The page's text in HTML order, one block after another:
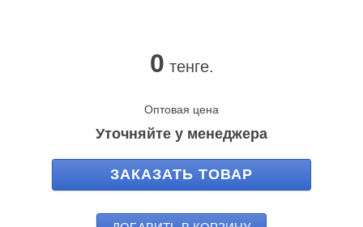
0 тенге.
Оптовая цена
Уточняйте у менеджера
ЗАКАЗАТЬ ТОВАР